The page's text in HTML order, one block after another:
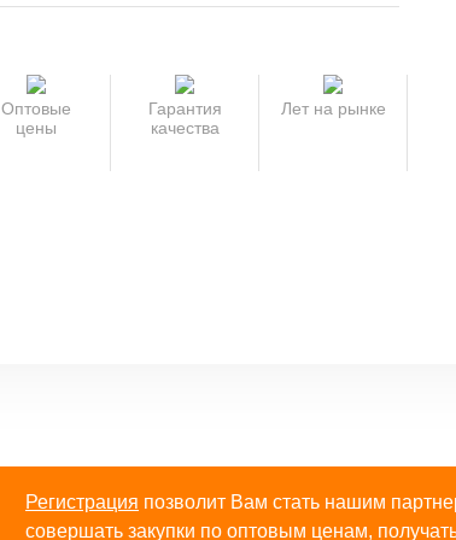
Оптовые
цены
Гарантия
качества
Лет на рынке
Регистрация позволит Вам стать нашим
совершать закупки по оптовым ценам,